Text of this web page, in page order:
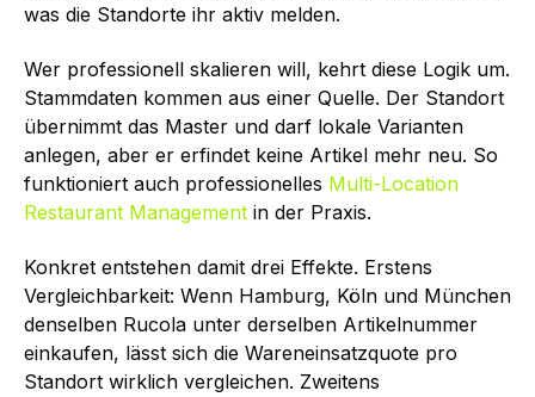
was die Standorte ihr aktiv melden.
Wer professionell skalieren will, kehrt diese Logik um.
Stammdaten kommen aus einer Quelle. Der Standort
übernimmt das Master und darf lokale Varianten
anlegen, aber er erfindet keine Artikel mehr neu. So
funktioniert auch professionelles Multi-Location
Restaurant Management in der Praxis.
Konkret entstehen damit drei Effekte. Erstens
Vergleichbarkeit: Wenn Hamburg, Köln und München
denselben Rucola unter derselben Artikelnummer
einkaufen, lässt sich die Wareneinsatzquote pro
Standort wirklich vergleichen. Zweitens